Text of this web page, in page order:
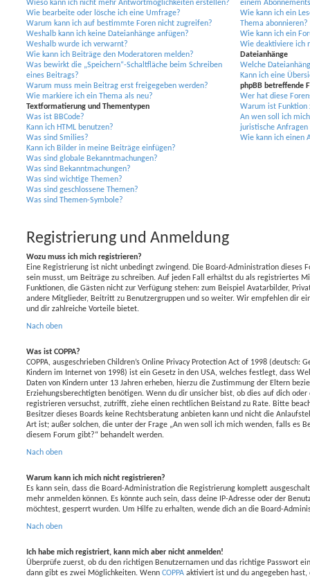
Wieso kann ich nicht mehr Antwortmöglichkeiten erstellen?
Wie bearbeite oder lösche ich eine Umfrage?
Warum kann ich auf bestimmte Foren nicht zugreifen?
Weshalb kann ich keine Dateianhänge anfügen?
Weshalb wurde ich verwarnt?
Wie kann ich Beiträge den Moderatoren melden?
Was bewirkt die „Speichern“-Schaltfläche beim Schreiben
eines Beitrags?
Warum muss mein Beitrag erst freigegeben werden?
Wie markiere ich ein Thema als neu?
Textformatierung und Thementypen
Was ist BBCode?
Kann ich HTML benutzen?
Was sind Smilies?
Kann ich Bilder in meine Beiträge einfügen?
Was sind globale Bekanntmachungen?
Was sind Bekanntmachungen?
Was sind wichtige Themen?
Was sind geschlossene Themen?
Was sind Themen-Symbole?
einem
Wie kann ich ein
Thema abonnieren?
Wie kann ich ein
Wie deaktiviere ich
Dateianhänge
Welche
Kann ich eine
phpBB betreffende
Wer hat diese
Warum ist Funktion
An wen soll ich
juristische
Wie kann ich einen
Registrierung und Anmeldung
Wozu muss ich mich registrieren?
Eine Registrierung ist nicht unbedingt zwingend. Die Board-Administration dieses
sein musst, um Beiträge zu schreiben. Auf jeden Fall erhältst du als registriertes
Funktionen, die Gästen nicht zur Verfügung stehen: zum Beispiel Avatarbilder,
andere Mitglieder, Beitritt zu Benutzergruppen und so weiter. Wir empfehlen dir
und dir zahlreiche Vorteile bietet.
Nach oben
Was ist COPPA?
COPPA, ausgeschrieben Children’s Online Privacy Protection Act of 1998 (deutsch:
Kindern im Internet von 1998) ist ein Gesetz in den USA, welches festlegt, dass
Daten von Kindern unter 13 Jahren erheben, hierzu die Zustimmung der Eltern
Erziehungsberechtigten benötigen. Wenn du dir unsicher bist, ob dies auf dich
registrieren versuchst, zutrifft, ziehe einen rechtlichen Beistand zu Rate. Bitte
Besitzer dieses Boards keine Rechtsberatung anbieten kann und nicht die
Art ist; außer solchen, die unter der Frage „An wen soll ich mich wenden, falls es
diesem Forum gibt?“ behandelt werden.
Nach oben
Warum kann ich mich nicht registrieren?
Es kann sein, dass die Board-Administration die Registrierung komplett
mehr anmelden können. Es könnte auch sein, dass deine IP-Adresse oder der
möchtest, gesperrt wurden. Um Hilfe zu erhalten, wende dich an die Board-
Nach oben
Ich habe mich registriert, kann mich aber nicht anmelden!
Überprüfe zuerst, ob du den richtigen Benutzernamen und das richtige Passwort
dann gibt es zwei Möglichkeiten. Wenn COPPA aktiviert ist und du angegeben